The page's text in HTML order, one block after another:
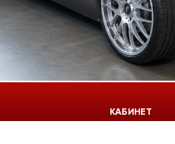
924-55-33КАБИНЕТ